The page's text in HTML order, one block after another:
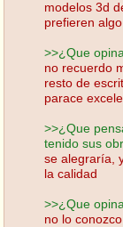
modelos 3d
prefieren
>>¿Que
no recuerdo
resto de
parace
>>¿Que
tenido sus
se alegraría,
la calidad
>>¿Que
no lo conozco